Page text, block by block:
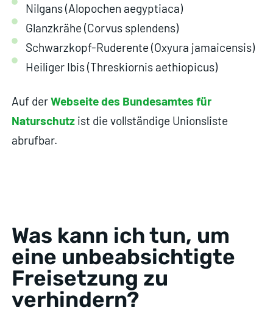
Nilgans (Alopochen aegyptiaca)
Glanzkrähe (Corvus splendens)
Schwarzkopf-Ruderente (Oxyura jamaicensis)
Heiliger Ibis (Threskiornis aethiopicus)
Auf derWebseite des Bundesamtes für
Naturschutz ist die vollständige Unionsliste
abrufbar.
Was kann ich tun, um
eine unbeabsichtigte
Freisetzung zu
verhindern?